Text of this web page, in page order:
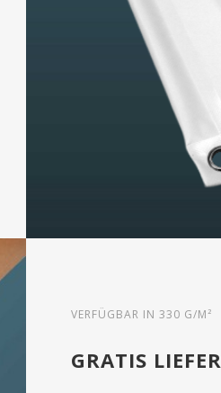
VERFÜGBAR IN 330 G/M²
GRATIS